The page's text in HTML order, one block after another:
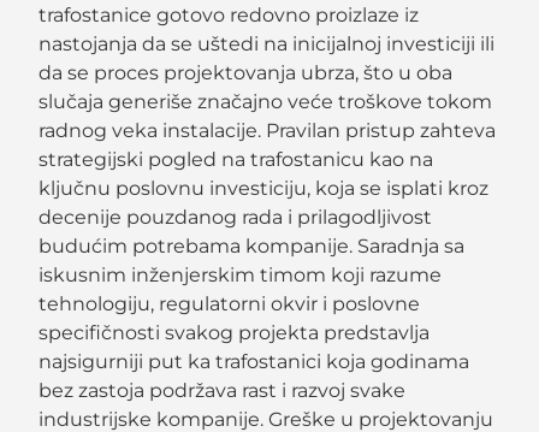
trafostanice gotovo redovno proizlaze iz
nastojanja da se uštedi na inicijalnoj investiciji ili
da se proces projektovanja ubrza, što u oba
slučaja generiše značajno veće troškove tokom
radnog veka instalacije. Pravilan pristup zahteva
strategijski pogled na trafostanicu kao na
ključnu poslovnu investiciju, koja se isplati kroz
decenije pouzdanog rada i prilagodljivost
budućim potrebama kompanije. Saradnja sa
iskusnim inženjerskim timom koji razume
tehnologiju, regulatorni okvir i poslovne
specifičnosti svakog projekta predstavlja
najsigurniji put ka trafostanici koja godinama
bez zastoja podržava rast i razvoj svake
industrijske kompanije. Greške u projektovanju